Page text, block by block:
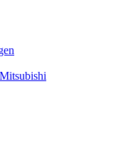
Mitsubishi